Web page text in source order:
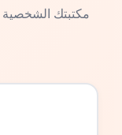
مكتبتك الشخصية